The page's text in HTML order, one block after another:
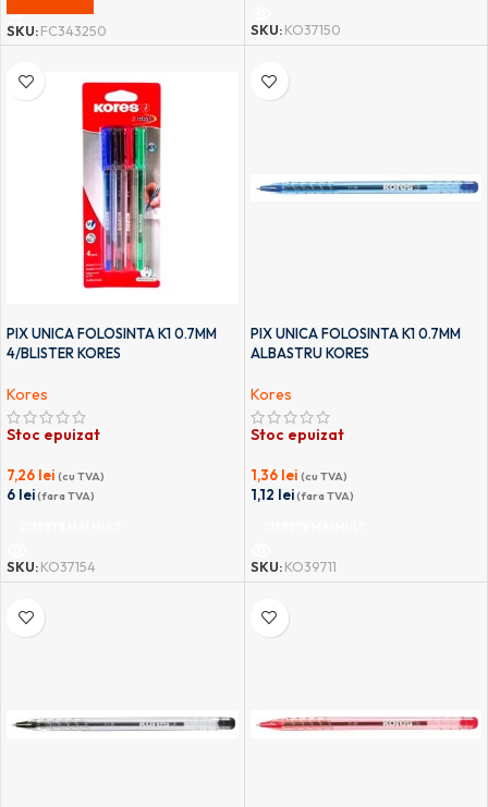
SKU:FC343250 SKU:KO37150
PIX UNICA FOLOSINTA K1 0.7MM
4/BLISTER KORES
Kores
Stoc epuizat
7,26 lei (cu TVA)
6 lei(fara TVA)
SKU:KO37154
PIX UNICA FOLOSINTA K1 0.7MM
ALBASTRU KORES
Kores
Stoc epuizat
1,36 lei (cu TVA)
1,12 lei(fara TVA)
SKU:KO39711